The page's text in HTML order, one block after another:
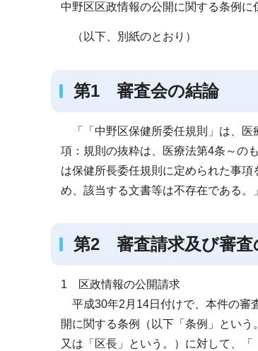
中野区区政情報の公開に関する条例に
（以下、別紙のとおり）
第1 審査会の結論
「「中野区保健所委任規則」は、医
項：規則の抜粋は、医療法第4条～の
は保健所長委任規則に定められた事
め、該当する文書等は不存在である。
第2 審査請求及び審査
1 区政情報の公開請求
平成30年2月14日付けで、本件の審
開に関する条例（以下「条例」とい
又は「区長」という。）に対して、